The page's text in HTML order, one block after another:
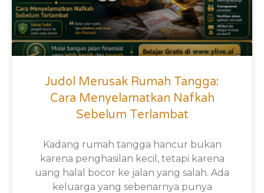
Judol Merusak Rumah Tangga:
Cara Menyelamatkan Nafkah
Sebelum Terlambat
Kadang rumah tangga hancur bukan
karena penghasilan kecil, tetapi karena
uang halal bocor ke jalan yang salah. Ada
keluarga yang sebenarnya punya